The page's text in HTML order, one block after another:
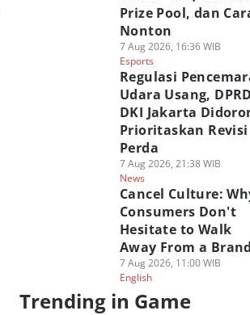
Prize Pool, dan
Nonton
7 Aug 2026, 16:36 WIB
Esports
Regulasi
Udara Usang, DPRD
DKI Jakarta
Prioritaskan Revisi
Perda
7 Aug 2026, 21:38 WIB
News
Cancel Culture:
Consumers Don't
Hesitate to Walk
Away From a Brand
7 Aug 2026, 11:00 WIB
English
Trending in Game